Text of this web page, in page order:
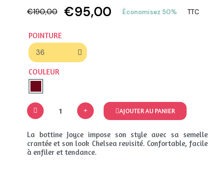
€190,00 €95,00 Économisez 50% TTC
POINTURE
COULEUR
AJOUTER AU PANIER
La bottine Joyce impose son style avec sa semelle
crantée et son look Chelsea revisité. Confortable, facile
à enfiler et tendance.